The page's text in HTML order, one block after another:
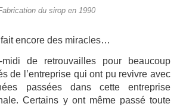
du sirop en 1990
encore des miracles…
de retrouvailles pour beaucoup
de l’entreprise qui ont pu revivre avec
passées dans cette entreprise
Certains y ont même passé toute